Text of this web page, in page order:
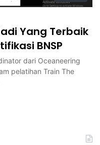
Yang Terbaik
BNSP
dari Oceaneering
pelatihan Train The